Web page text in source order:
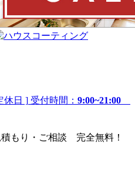
休日 ] 受付時間： 9:00~21:00
もり・ご相談 完全無料！